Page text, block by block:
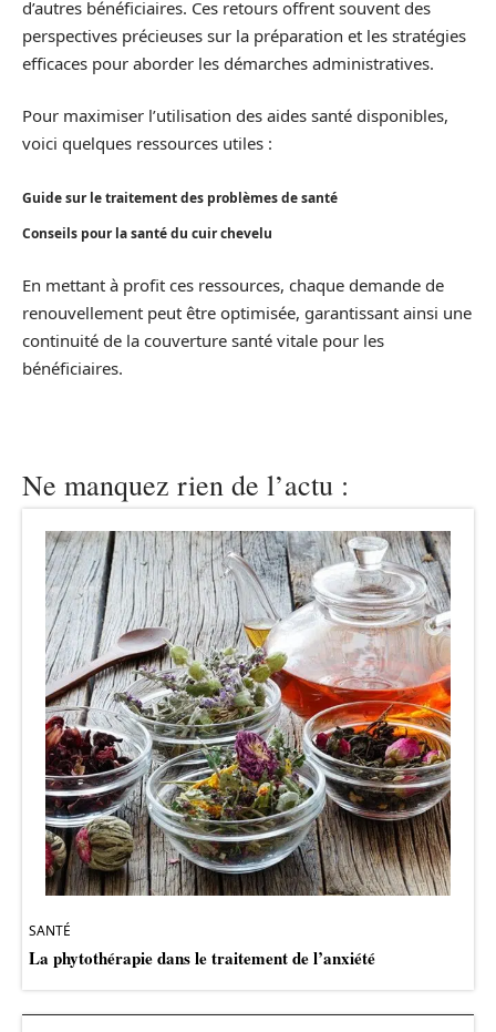
d’autres bénéficiaires. Ces retours offrent souvent des
perspectives précieuses sur la préparation et les stratégies
efficaces pour aborder les démarches administratives.
Pour maximiser l’utilisation des aides santé disponibles,
voici quelques ressources utiles :
Guide sur le traitement des problèmes de santé
Conseils pour la santé du cuir chevelu
En mettant à profit ces ressources, chaque demande de
renouvellement peut être optimisée, garantissant ainsi une
continuité de la couverture santé vitale pour les
bénéficiaires.
Ne manquez rien de l’actu :
SANTÉ
La phytothérapie dans le traitement de l’anxiété